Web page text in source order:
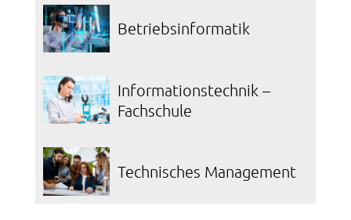
Betriebsinformatik
Informationstechnik –
Fachschule
Technisches Management